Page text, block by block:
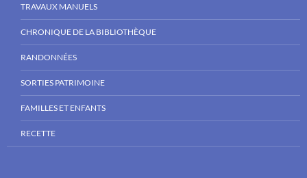
TRAVAUX MANUELS
CHRONIQUE DE LA BIBLIOTHÈQUE
RANDONNÉES
SORTIES PATRIMOINE
FAMILLES ET ENFANTS
RECETTE